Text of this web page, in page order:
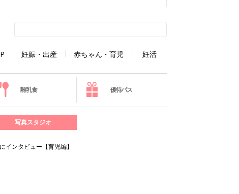
妊娠・出産 赤ちゃん・育児 妊活
離乳食 優待パス
写真スタジオ
ンタビュー【育児編】